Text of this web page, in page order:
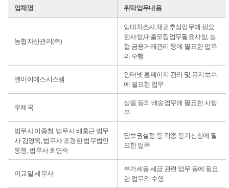
업체명 위탁업무내용
농협자산관리(주)
임대차조사,채권추심업무에 필요
한사항,대출모집업무필요사항, 농
협 금융거래관리 등에 필요한 업무
의 수행
엔아이에스시스템
인터넷 홈페이지 관리 및 유지보수
에 필요한 업무
우체국
상품 등의 배송업무에 필요한 사항
무
법무사 이종철, 법무사 배홍근 법무
사 김영록, 법무사 조경한 법무법인
동행, 법무사 최연숙
담보권설정 등 각종 등기신청에 필
요한 업무
이교일 세무사
부가세등 세금 관련 업무 등에 필요
한 업무의 수행